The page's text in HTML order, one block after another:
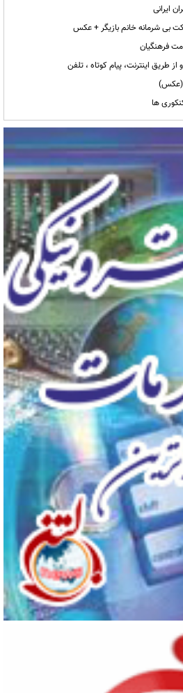
بی شرمانه خانم بازیگر + عکس
طریق اینترنت، پیام کوتاه ، تلفن
(عکس)
ها